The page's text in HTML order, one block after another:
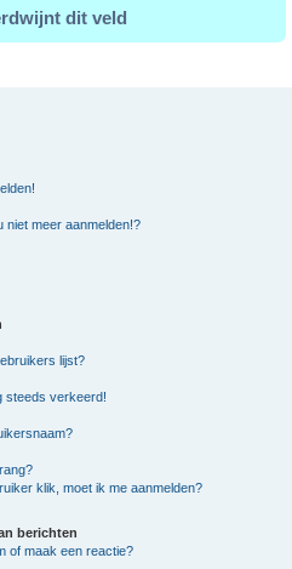
dit veld
niet meer aanmelden!?
lijst?
steeds verkeerd!
klik, moet ik me aanmelden?
berichten
of maak een reactie?